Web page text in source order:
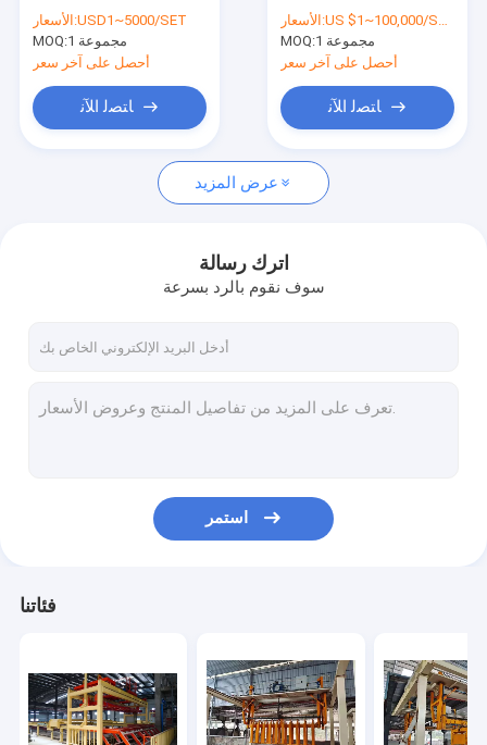
الأسعار:USD1~5000/SET
MOQ:
1 مجموعة
أحصل على آخر سعر
ﺎﺘﺼﻟ ﺍﻶﻧ
الأسعار:US $1~100,000/SET
MOQ:
1 مجموعة
أحصل على آخر سعر
ﺎﺘﺼﻟ ﺍﻶﻧ
عرض المزيد
اترك رسالة
سوف نقوم بالرد بسرعة
استمر
فئاتنا